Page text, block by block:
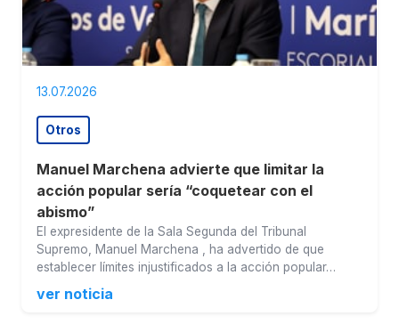
13.07.2026
Otros
Manuel Marchena advierte que limitar la
acción popular sería “coquetear con el
abismo”
El expresidente de la Sala Segunda del Tribunal
Supremo, Manuel Marchena , ha advertido de que
establecer límites injustificados a la acción popular…
ver noticia